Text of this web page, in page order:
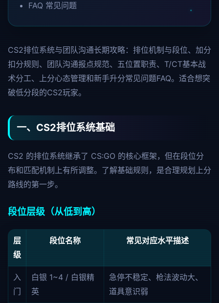
FAQ 常见问题
CS2排位系统与团队沟通长期攻略：排位机制与段位、加分
扣分规则、团队沟通报点规范、五位置职责、T/CT基本战
术分工、上分心态管理和新手升分常见问题FAQ。适合想突
破低分段的CS2玩家。
一、CS2排位系统基础
CS2 的排位系统继承了 CS:GO 的核心框架，但在段位分
布和匹配机制上有所调整。了解基础规则，是合理规划上分
路线的第一步。
段位层级（从低到高）
层
级
段位名称 常见对应水平描述
入
门
白银 1~4 / 白银精
英
急停不稳定、枪法波动大、
道具意识弱